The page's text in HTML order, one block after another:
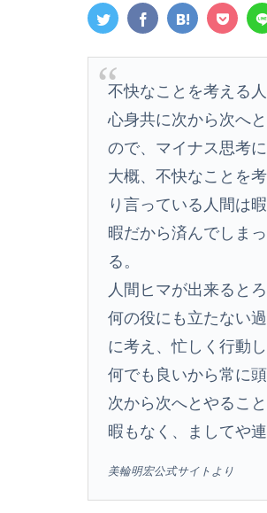
不快なことを考える
心身共に次から次へ
ので、マイナス思考
大概、不快なことを
り言っている人間は暇
暇だから済んでしま
る。
人間ヒマが出来ると
何の役にも立たない
に考え、忙しく行動
何でも良いから常に
次から次へとやるこ
暇もなく、ましてや
美輪明宏公式サイトより